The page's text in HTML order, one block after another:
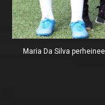
Maria Da Silva